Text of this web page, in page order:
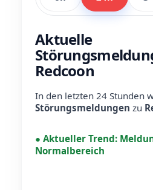
Aktuelle
Redcoon
In den letzten 24 Stunden
Störungsmeldungen zu
● Aktueller Trend:
Normalbereich